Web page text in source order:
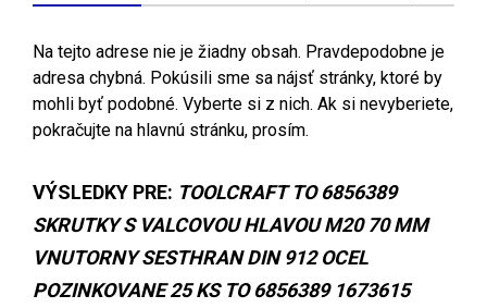
Na tejto adrese nie je žiadny obsah. Pravdepodobne je
adresa chybná. Pokúsili sme sa nájsť stránky, ktoré by
mohli byť podobné. Vyberte si z nich. Ak si nevyberiete,
pokračujte na hlavnú stránku, prosím.
VÝSLEDKY PRE: TOOLCRAFT TO 6856389
SKRUTKY S VALCOVOU HLAVOU M20 70 MM
VNUTORNY SESTHRAN DIN 912 OCEL
POZINKOVANE 25 KS TO 6856389 1673615